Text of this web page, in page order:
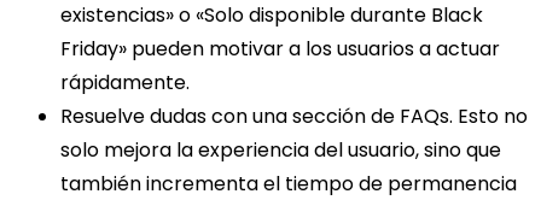
existencias» o «Solo disponible durante Black
Friday» pueden motivar a los usuarios a actuar
rápidamente.
Resuelve dudas con una sección de FAQs. Esto no
solo mejora la experiencia del usuario, sino que
también incrementa el tiempo de permanencia